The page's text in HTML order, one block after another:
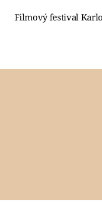
Filmový festival